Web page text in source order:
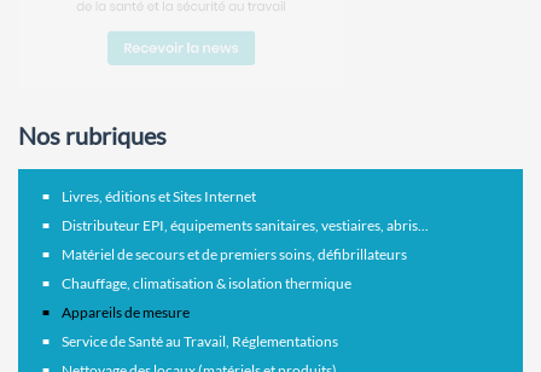
Nos rubriques
Livres, éditions et Sites Internet
Distributeur EPI, équipements sanitaires, vestiaires, abris...
Matériel de secours et de premiers soins, défibrillateurs
Chauffage, climatisation & isolation thermique
Appareils de mesure
Service de Santé au Travail, Réglementations